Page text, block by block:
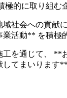
的に取り組む
社会への貢献
活動** を積極
工を通じて、 **
てまいります**